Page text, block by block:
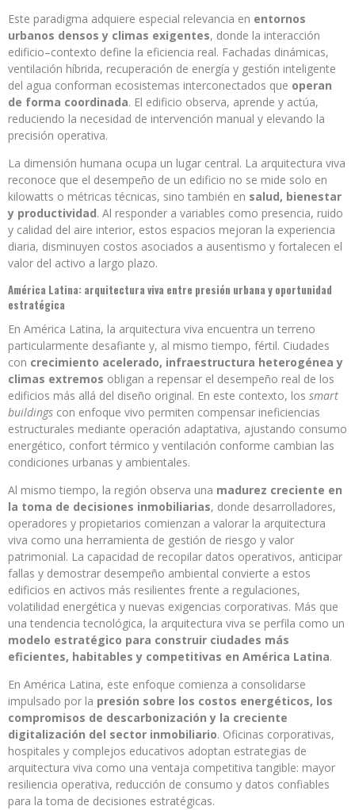
Este paradigma adquiere especial relevancia en entornos
urbanos densos y climas exigentes, donde la interacción
edificio–contexto define la eficiencia real. Fachadas dinámicas,
ventilación híbrida, recuperación de energía y gestión inteligente
del agua conforman ecosistemas interconectados que operan
de forma coordinada. El edificio observa, aprende y actúa,
reduciendo la necesidad de intervención manual y elevando la
precisión operativa.
La dimensión humana ocupa un lugar central. La arquitectura viva
reconoce que el desempeño de un edificio no se mide solo en
kilowatts o métricas técnicas, sino también en salud, bienestar
y productividad. Al responder a variables como presencia, ruido
y calidad del aire interior, estos espacios mejoran la experiencia
diaria, disminuyen costos asociados a ausentismo y fortalecen el
valor del activo a largo plazo.
América Latina: arquitectura viva entre presión urbana y oportunidad
estratégica
En América Latina, la arquitectura viva encuentra un terreno
particularmente desafiante y, al mismo tiempo, fértil. Ciudades
con crecimiento acelerado, infraestructura heterogénea y
climas extremos obligan a repensar el desempeño real de los
edificios más allá del diseño original. En este contexto, los smart
buildings con enfoque vivo permiten compensar ineficiencias
estructurales mediante operación adaptativa, ajustando consumo
energético, confort térmico y ventilación conforme cambian las
condiciones urbanas y ambientales.
Al mismo tiempo, la región observa una madurez creciente en
la toma de decisiones inmobiliarias, donde desarrolladores,
operadores y propietarios comienzan a valorar la arquitectura
viva como una herramienta de gestión de riesgo y valor
patrimonial. La capacidad de recopilar datos operativos, anticipar
fallas y demostrar desempeño ambiental convierte a estos
edificios en activos más resilientes frente a regulaciones,
volatilidad energética y nuevas exigencias corporativas. Más que
una tendencia tecnológica, la arquitectura viva se perfila como un
modelo estratégico para construir ciudades más
eficientes, habitables y competitivas en América Latina.
En América Latina, este enfoque comienza a consolidarse
impulsado por la presión sobre los costos energéticos, los
compromisos de descarbonización y la creciente
digitalización del sector inmobiliario. Oficinas corporativas,
hospitales y complejos educativos adoptan estrategias de
arquitectura viva como una ventaja competitiva tangible: mayor
resiliencia operativa, reducción de consumo y datos confiables
para la toma de decisiones estratégicas.